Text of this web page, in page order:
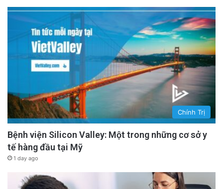
Chính Trị
Bệnh viện Silicon Valley: Một trong những cơ sở y
tế hàng đầu tại Mỹ
1 day ago